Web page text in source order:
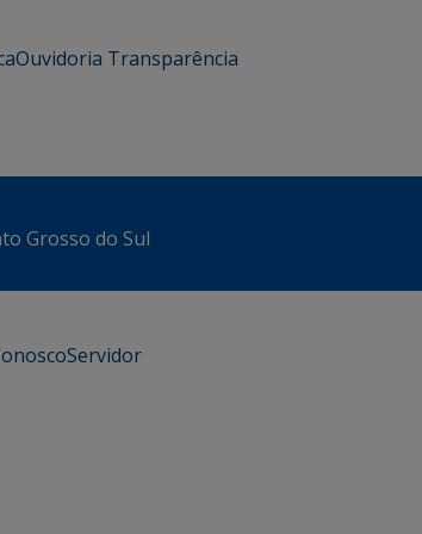
Ouvidoria Transparência
Grosso do Sul
Servidor